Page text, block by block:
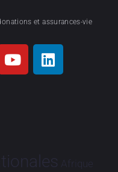
et assurances-vie
Afrique